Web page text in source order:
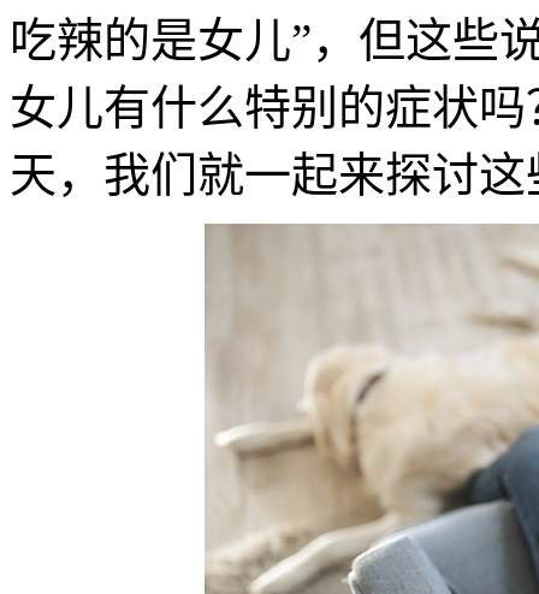
吃辣的是女儿”，但这些
女儿有什么特别的症状
天，我们就一起来探讨